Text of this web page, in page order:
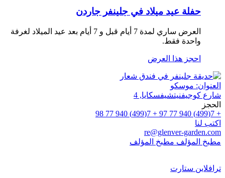
حفلة عيد ميلاد في جلينفر جاردن
العرض ساري لمدة 7 أيام قبل و 7 أيام بعد عيد الميلاد لغرفة
واحدة فقط.
احجز هذا العرض
العنوان: موسكو
شارع كوجيفنيتشيفسكايا, 4
الحجز
+ 7(499) 940 77 97
+ 7(499) 940 77 98
اكتب لنا
re@glenver-garden.com
مطبخ المؤلف مطبخ المؤلف
ترافلاين ستارت